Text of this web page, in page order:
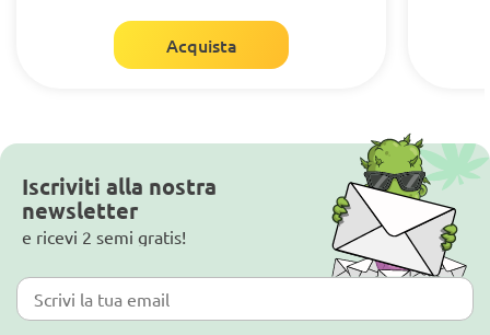
Acquista
Iscriviti alla nostra
newsletter
e ricevi 2 semi gratis!